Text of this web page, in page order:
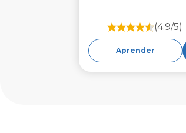
(4.9/5)
Aprender